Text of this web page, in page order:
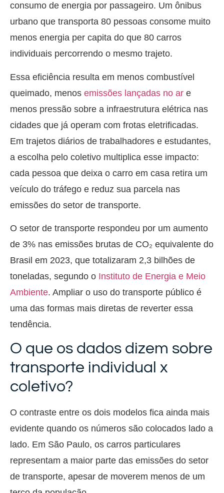
consumo de energia por passageiro. Um ônibus
urbano que transporta 80 pessoas consome muito
menos energia per capita do que 80 carros
individuais percorrendo o mesmo trajeto.
Essa eficiência resulta em menos combustível
queimado, menos emissões lançadas no ar e
menos pressão sobre a infraestrutura elétrica nas
cidades que já operam com frotas eletrificadas.
Em trajetos diários de trabalhadores e estudantes,
a escolha pelo coletivo multiplica esse impacto:
cada pessoa que deixa o carro em casa retira um
veículo do tráfego e reduz sua parcela nas
emissões do setor de transporte.
O setor de transporte respondeu por um aumento
de 3% nas emissões brutas de CO₂ equivalente do
Brasil em 2023, que totalizaram 2,3 bilhões de
toneladas, segundo o Instituto de Energia e Meio
Ambiente. Ampliar o uso do transporte público é
uma das formas mais diretas de reverter essa
tendência.
O que os dados dizem sobre
transporte individual x
coletivo?
O contraste entre os dois modelos fica ainda mais
evidente quando os números são colocados lado a
lado. Em São Paulo, os carros particulares
representam a maior parte das emissões do setor
de transporte, apesar de moverem menos de um